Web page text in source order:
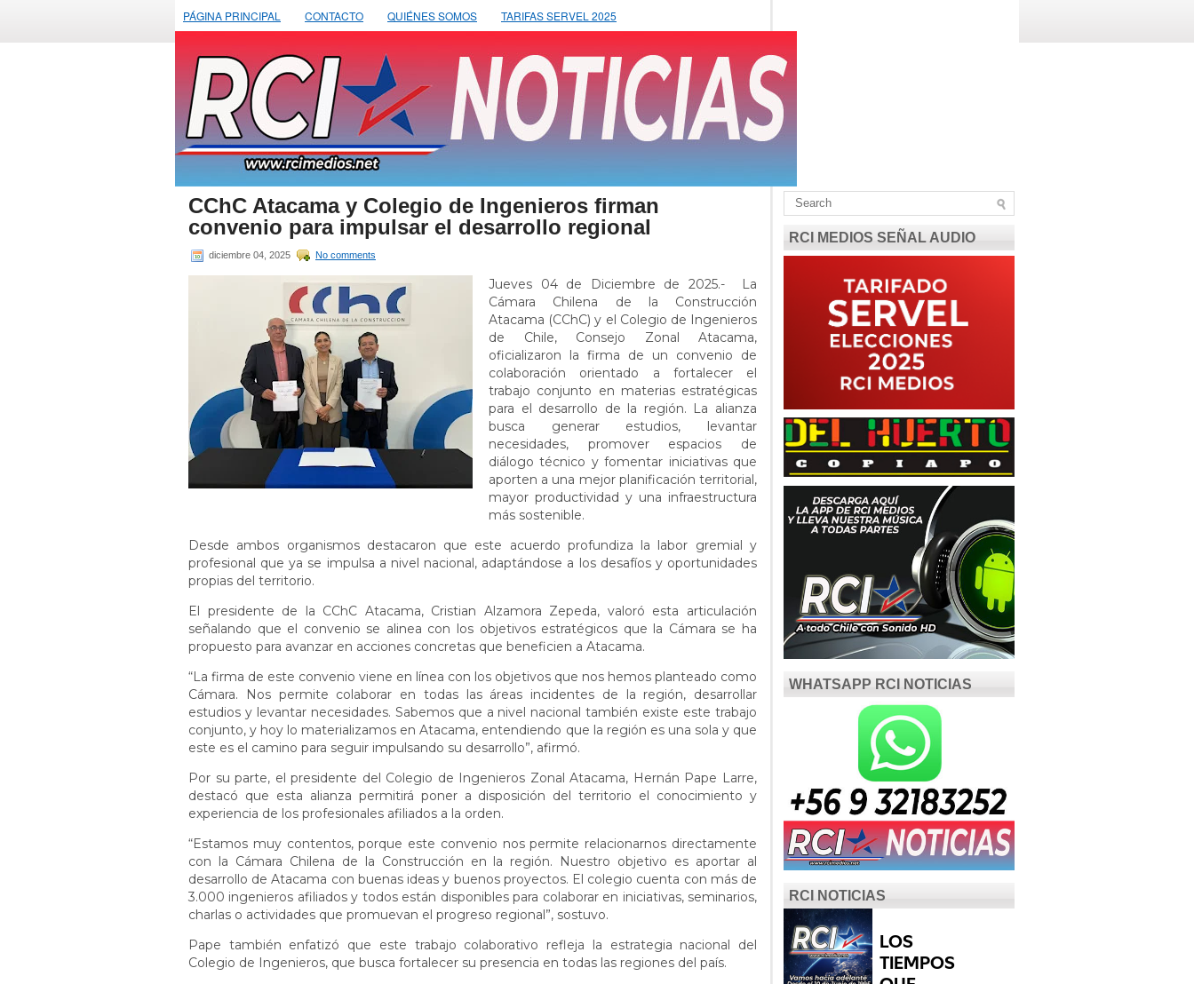
PÁGINA PRINCIPAL CONTACTO QUIÉNES SOMOS TARIFAS SERVEL 2025
CChC Atacama y Colegio de Ingenieros firman
convenio para impulsar el desarrollo regional
diciembre 04, 2025 No comments
Jueves 04 de Diciembre de 2025.- La
Cámara Chilena de la Construcción
Atacama (CChC) y el Colegio de Ingenieros
de Chile, Consejo Zonal Atacama,
oficializaron la firma de un convenio de
colaboración orientado a fortalecer el
trabajo conjunto en materias estratégicas
para el desarrollo de la región. La alianza
busca generar estudios, levantar
necesidades, promover espacios de
diálogo técnico y fomentar iniciativas que
aporten a una mejor planificación territorial,
mayor productividad y una infraestructura
más sostenible.
Desde ambos organismos destacaron que este acuerdo profundiza la labor gremial y
profesional que ya se impulsa a nivel nacional, adaptándose a los desafíos y oportunidades
propias del territorio.
El presidente de la CChC Atacama, Cristian Alzamora Zepeda, valoró esta articulación
señalando que el convenio se alinea con los objetivos estratégicos que la Cámara se ha
propuesto para avanzar en acciones concretas que beneficien a Atacama.
“La firma de este convenio viene en línea con los objetivos que nos hemos planteado como
Cámara. Nos permite colaborar en todas las áreas incidentes de la región, desarrollar
estudios y levantar necesidades. Sabemos que a nivel nacional también existe este trabajo
conjunto, y hoy lo materializamos en Atacama, entendiendo que la región es una sola y que
este es el camino para seguir impulsando su desarrollo”, afirmó.
Por su parte, el presidente del Colegio de Ingenieros Zonal Atacama, Hernán Pape Larre,
destacó que esta alianza permitirá poner a disposición del territorio el conocimiento y
experiencia de los profesionales afiliados a la orden.
“Estamos muy contentos, porque este convenio nos permite relacionarnos directamente
con la Cámara Chilena de la Construcción en la región. Nuestro objetivo es aportar al
desarrollo de Atacama con buenas ideas y buenos proyectos. El colegio cuenta con más de
3.000 ingenieros afiliados y todos están disponibles para colaborar en iniciativas, seminarios,
charlas o actividades que promuevan el progreso regional”, sostuvo.
Pape también enfatizó que este trabajo colaborativo refleja la estrategia nacional del
Colegio de Ingenieros, que busca fortalecer su presencia en todas las regiones del país.
RCI MEDIOS SEÑAL AUDIO
WHATSAPP RCI NOTICIAS
RCI NOTICIAS